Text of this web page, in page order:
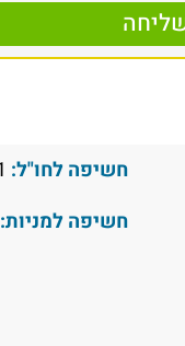
חשיפה לחו"ל:
חשיפה למניות: